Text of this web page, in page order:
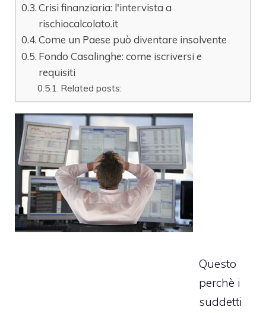
Crisi finanziaria: l'intervista a
rischiocalcolato.it
Come un Paese può diventare insolvente
Fondo Casalinghe: come iscriversi e
requisiti
Related posts:
Questo
perchè i
suddetti